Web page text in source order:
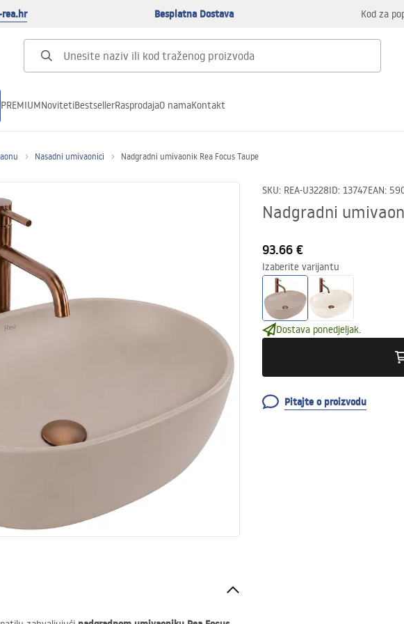
Besplatna Dostava Kod za
PREMIUMNovitetiBestsellerRasprodajaO namaKontakt
Nasadni umivaonici Nadgradni umivaonik Rea Focus Taupe
SKU: REA-U3228ID: 13747EAN:
Nadgradni
93.66 €
Izaberite varijantu
Dostava ponedjeljak.
Pitajte o proizvodu